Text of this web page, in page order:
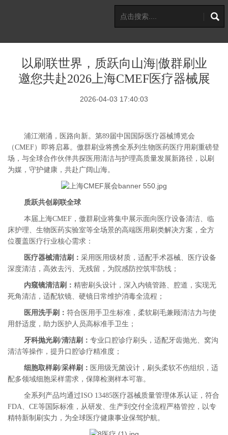
以刷联世界，质跃向山海|傲群刷业
邀您共赴2026上海CMEF医疗器械展
2026-04-03 17:40:03
浦江潮涌，医路向新。第89届中国国际医疗器械博览会
（CMEF）即将启幕。傲群刷业将携全系列生物医药医疗用刷重磅登
场，与全球合作伙伴共探医用清洁与护理高质量发展新路径，以刷
为媒，守护健康，共赴广阔山海。
质跃共创刷联全球
本届上海CMEF，傲群刷业将集中展示面向医疗设备清洁、临
床护理、生物医药实验室等全场景的高端医用刷类解决方案，全方
位覆盖医疗行业核心需求：
医疗器械清洁刷： 采用医用级材质，适配手术器械、医疗设备
深度清洁，高效去污、无残留，为院感防控筑牢防线；
内窥镜清洁刷： 精密刷头设计，深入内镜管路、腔道，实现无
死角清洁，适配软镜、硬镜日常维护消毒全流程；
医用洗手刷： 符合医用手卫生标准，柔软刷毛兼顾清洁力与使
用舒适度，助力医护人员高标准手卫生；
牙科抛光刷/清洁刷： 专业口腔诊疗刷头，适配牙齿抛光、窝沟
清洁等操作，提升口腔诊疗精准度；
细胞取样刷/采样刷： 医用级无菌设计，刷头柔软不伤组织，适
配多领域细胞采样需求，保障检测样本可靠。
全系列产品均通过ISO 13485医疗器械质量管理体系认证，符合
FDA、CE等国际标准，从研发、生产到交付全流程严格管控，以专
精特新制刷实力，为全球医疗健康事业保驾护航。